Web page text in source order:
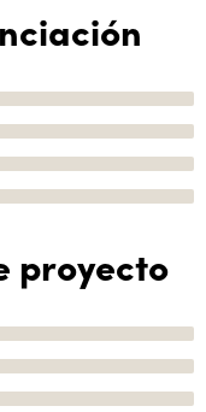
proyecto